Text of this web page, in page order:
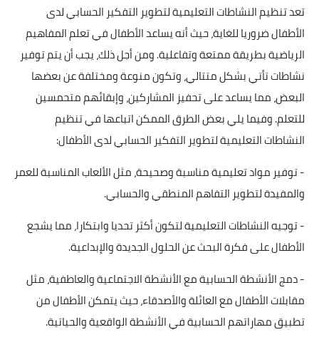
تعد تنظيم النشاطات التعليمية لتطوير التفكير الحسابي لدى
الأطفال ضروريا للغاية، حيث أنه يساعد الأطفال في تعلم المفاهيم
الرياضية بطريقة ممتعة وتفاعلية. ومن أجل ذلك، يجب أن يتم توفير
نشاطات تأتي بشكل متتالي، وتكون منوعة ومختلفة عن بعضها
البعض، مما يساعد على تحفيز المشاركين، وإبقائهم متحمسين
للتعلم. وفيما يلي بعض الطرق الممكن اتباعها في تنظيم
النشاطات التعليمية لتطوير التفكير الحسابي لدى الأطفال:
- توفير مواد تعليمية مناسبة وصحيحة، مثل الألعاب المناسبة للعمر
والمفيدة لتطوير التفاهم المنطقي والحسابي.
- توجيه النشاطات التعليمية لتكون أكثر تحديا وابتكارا، مما يشجع
الأطفال على فكرة البحث عن الحلول الجديدة والإبداعية.
- دمج الأنشطة الحسابية مع الأنشطة الاجتماعية والعاطفية، مثل
مقابلات الأطفال مع العائلة والأصدقاء، حيث يتمكن الأطفال من
تطبيق مهاراتهم الحسابية في الأنشطة الواقعية والحياتية.